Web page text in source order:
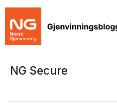
NG Secure